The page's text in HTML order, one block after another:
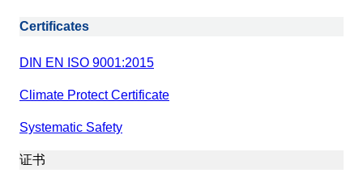
Certificates
DIN EN ISO 9001:2015
Climate Protect Certificate
Systematic Safety
证书